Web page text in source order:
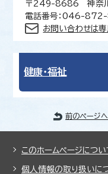
〒249-8686 神奈川
電話番号：046-
お問い合わせは専
健康・福祉
前のページ
このホームページについ
個人情報の取り扱いに